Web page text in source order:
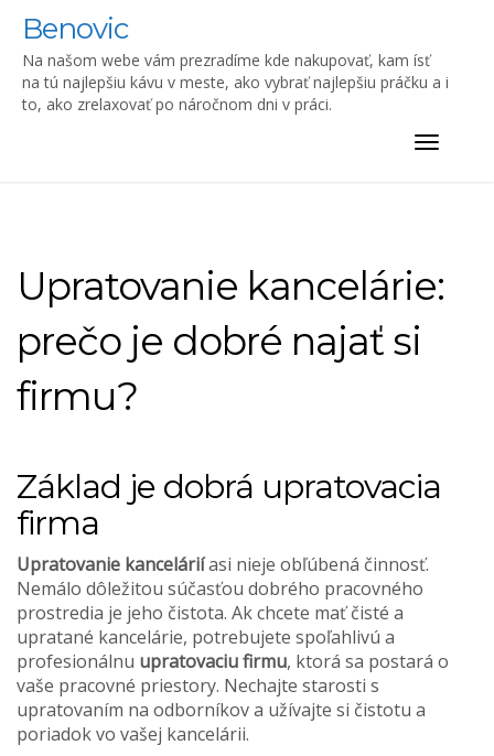
content
Benovic
Na našom webe vám prezradíme kde nakupovať, kam ísť
na tú najlepšiu kávu v meste, ako vybrať najlepšiu práčku a i
to, ako zrelaxovať po náročnom dni v práci.
Toggle
Upratovanie kancelárie:
prečo je dobré najať si
firmu?
Základ je dobrá upratovacia
firma
Upratovanie kanceláriíasi nieje obľúbená činnosť.
Nemálo dôležitou súčasťou dobrého pracovného
prostredia je jeho čistota. Ak chcete mať čisté a
upratané kancelárie, potrebujete spoľahlivú a
profesionálnu upratovaciu firmu, ktorá sa postará o
vaše pracovné priestory. Nechajte starosti s
upratovaním na odborníkov a užívajte si čistotu a
poriadok vo vašej kancelárii.